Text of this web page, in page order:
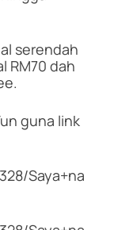
serendah
RM70 dah
guna link
Saya+na